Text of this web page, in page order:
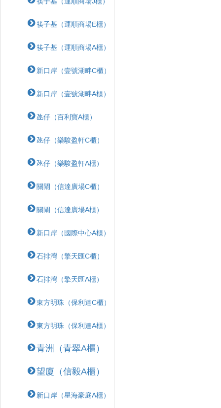
筷子基（運順商場E櫃）
筷子基（運順商場A櫃）
新口岸（壹號湖畔C櫃）
新口岸（壹號湖畔A櫃）
氹仔（百利寶A櫃）
氹仔（樂駿盈軒C櫃）
氹仔（樂駿盈軒A櫃）
關閘（信達廣場C櫃）
關閘（信達廣場A櫃）
新口岸（國際中心A櫃）
石排灣（擎天匯C櫃）
石排灣（擎天匯A櫃）
東方明珠（保利達C櫃）
東方明珠（保利達A櫃）
青洲（青翠A櫃）
望廈（信毅A櫃）
新口岸（星海豪庭A櫃）